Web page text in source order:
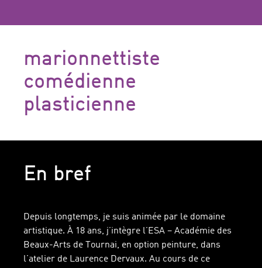
marionnettiste
comédienne
plasticienne
En bref
Depuis longtemps, je suis animée par le domaine
artistique. À 18 ans, j’intègre l’ESA – Académie des
Beaux-Arts de Tournai, en option peinture, dans
l’atelier de Laurence Dervaux. Au cours de ce